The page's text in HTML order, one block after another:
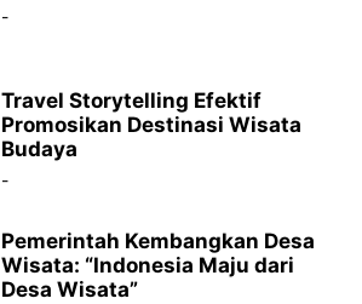
-
Travel Storytelling Efektif
Promosikan Destinasi Wisata
Budaya
-
Pemerintah Kembangkan Desa
Wisata: “Indonesia Maju dari
Desa Wisata”